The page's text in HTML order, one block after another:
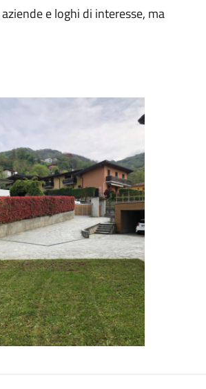
e loghi di interesse, ma